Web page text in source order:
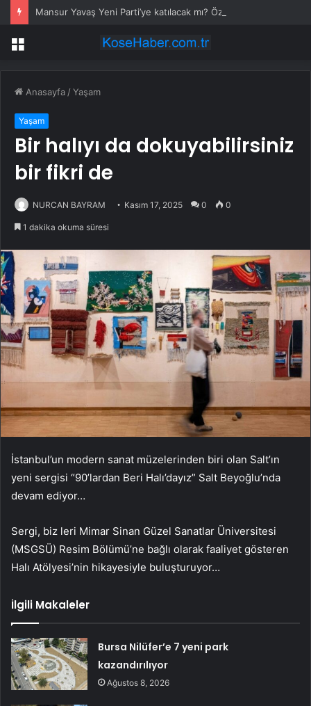
Menü
Anasayfa /Yaşam
Yaşam
Bir halıyı da dokuyabilirsiniz
bir fikri de
NURCAN BAYRAM Kasım 17, 2025 0 0
1 dakika okuma süresi
İstanbul’un modern sanat müzelerinden biri olan Salt’ın
yeni sergisi “90’lardan Beri Halı’dayız” Salt Beyoğlu’nda
devam ediyor…
Sergi, biz leri Mimar Sinan Güzel Sanatlar Üniversitesi
(MSGSÜ) Resim Bölümü’ne bağlı olarak faaliyet gösteren
Halı Atölyesi’nin hikayesiyle buluşturuyor…
İlgili Makaleler
Bursa Nilüfer’e 7 yeni park
kazandırılıyor
Ağustos 8, 2026